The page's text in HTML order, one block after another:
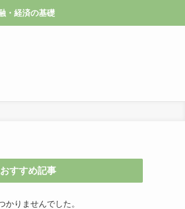
・経済の基礎
すすめ記事
かりませんでした。